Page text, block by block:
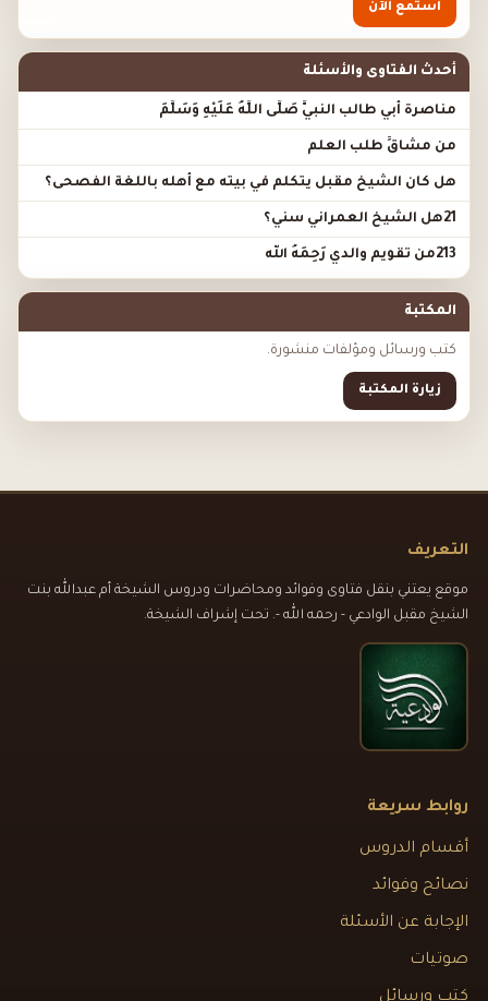
استمع الآن
أحدث الفتاوى والأسئلة
مناصرة أبي طالب النبيَّ صَلَّى اللَّهُ عَلَيْهِ وَسَلَّمَ
من مشاقِّ طلب العلم
هل كان الشيخ مقبل يتكلم في بيته مع أهله باللغة الفصحى؟
21هل الشيخ العمراني سني؟
213من تقويم والدي رَحِمَهُ الله
المكتبة
كتب ورسائل ومؤلفات منشورة.
زيارة المكتبة
التعريف
موقع يعتني بنقل فتاوى وفوائد ومحاضرات ودروس الشيخة أم عبدالله بنت
الشيخ مقبل الوادعي - رحمه الله -. تحت إشراف الشيخة.
روابط سريعة
أقسام الدروس
نصائح وفوائد
الإجابة عن الأسئلة
صوتيات